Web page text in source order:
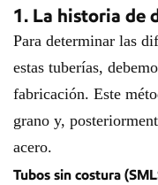
1. La historia de
Para determinar las
estas tuberías,
fabricación. Este
grano y,
acero.
Tubos sin costura